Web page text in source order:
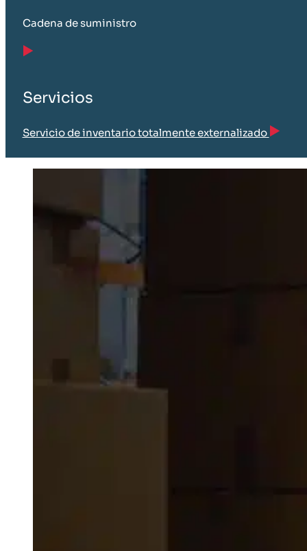
Cadena de suministro
Servicios
Servicio de inventario totalmente externalizado